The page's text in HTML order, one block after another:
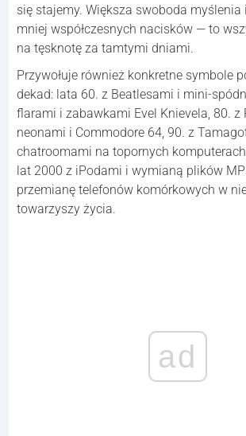
się stajemy. Większa swoboda myślenia
mniej współczesnych nacisków — to
na tęsknotę za tamtymi dniami.
Przywołuje również konkretne symbole
dekad: lata 60. z Beatlesami i mini-
flarami i zabawkami Evel Knievela, 80. z
neonami i Commodore 64, 90. z
chatroomami na topornych
lat 2000 z iPodami i wymianą plików
przemianę telefonów komórkowych w
towarzyszy życia.
ad